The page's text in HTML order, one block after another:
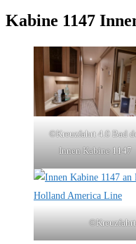
Kabine 1147
©Kreuzfahrt 4.0 Bad
Innen Kabine 1147